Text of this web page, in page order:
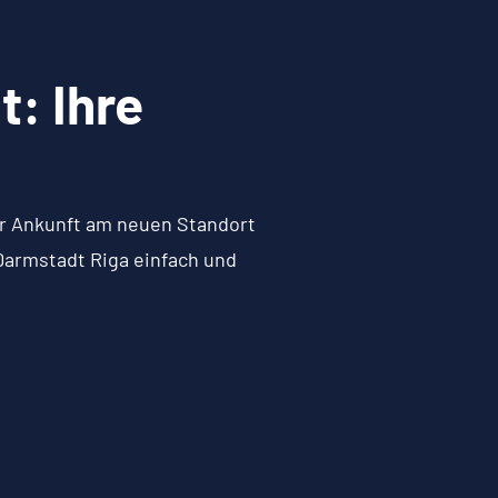
Ihre
Ankunft am neuen Standort
Riga einfach und